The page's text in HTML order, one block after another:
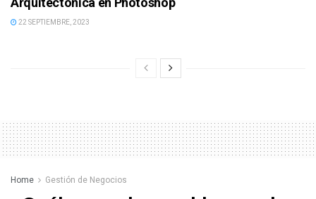
22 SEPTIEMBRE, 2023
Home Gestión de Negocios